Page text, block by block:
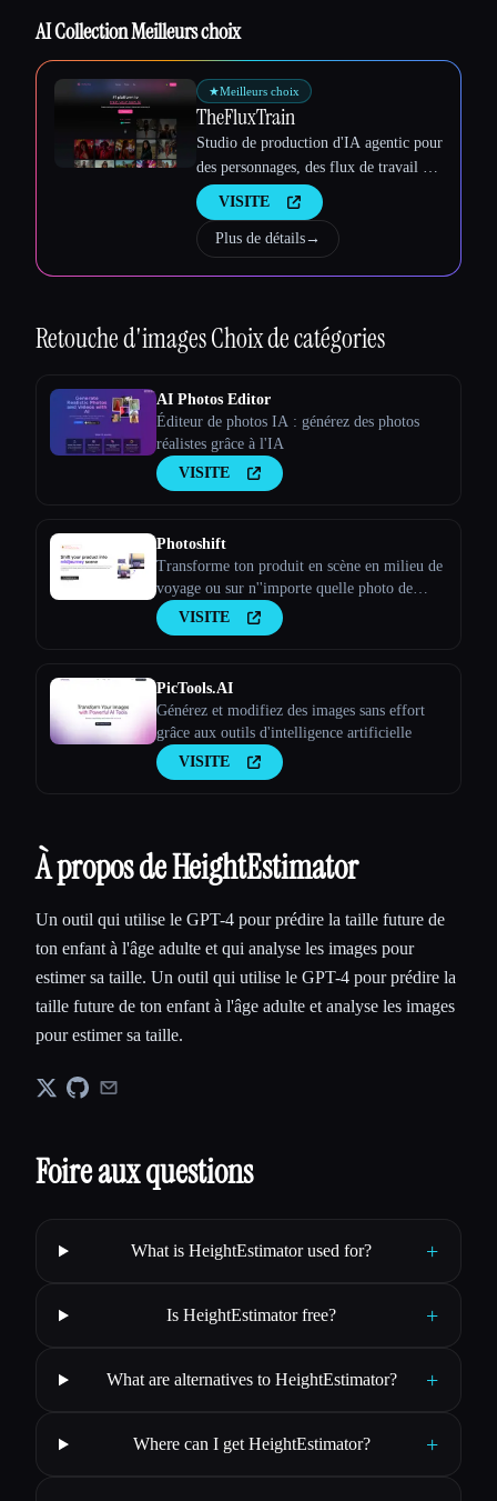
AI Collection Meilleurs choix
★Meilleurs choix
TheFluxTrain
Studio de production d'IA agentic pour
des personnages, des flux de travail et
des vidéos cohérents
VISITE
Plus de détails→
Retouche d'imagesChoix de catégories
AI Photos Editor
Éditeur de photos IA : générez des photos
réalistes grâce à l'IA
VISITE
Photoshift
Transforme ton produit en scène en milieu de
voyage ou sur n''importe quelle photo de
stockVISITE
PicTools.AI
Générez et modifiez des images sans effort
grâce aux outils d'intelligence artificielle
VISITE
À propos de HeightEstimator
Un outil qui utilise le GPT-4 pour prédire la taille future de
ton enfant à l'âge adulte et qui analyse les images pour
estimer sa taille. Un outil qui utilise le GPT-4 pour prédire la
taille future de ton enfant à l'âge adulte et analyse les images
pour estimer sa taille.
Foire aux questions
What is HeightEstimator used for? +
Is HeightEstimator free? +
What are alternatives to HeightEstimator? +
Where can I get HeightEstimator? +